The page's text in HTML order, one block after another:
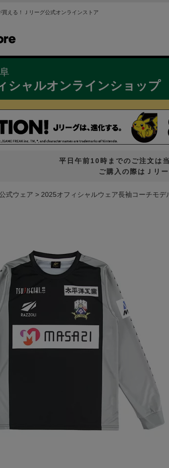
える！Ｊリーグ公式オンラインストア
シャルオンラインショップ
平日午前10時までのご注文は
ご購入の際はＪリ
式ウェア 2025オフィシャルウェア長袖コーチモデ